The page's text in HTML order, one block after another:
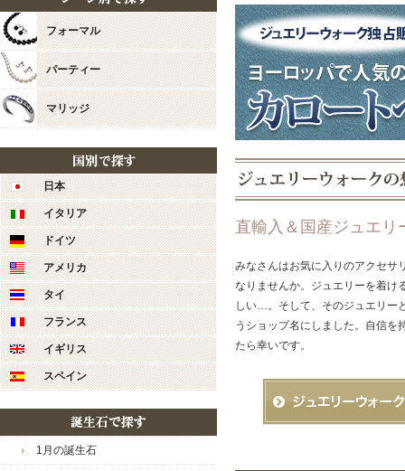
2023/10/17
・無料
開催中
2023/10/10
・最高
ナ ネ
2023/10/3
・クリ
2023
2023/9/26
・今年
2023/9/19
・最高
2023/9/12
・本店
2023/9/5
・18
50cm
催です
2023/8/8
・最高
レビューのご投稿も感謝申
嬉しい言葉の数々、大変嬉
ありがとうございます。
繊細ながらも煌めく、こち
装いや場所を選ばず、楽し
たくさんご愛用いただけま
嬉しい限りでございます。
新商品も多数ご用意してお
まい様のまたのご利用スタ
今後とも宜しくお願い致し
直輸入＆国産ジュエ
みなさんはお気に入りのアクセサ
なりませんか。ジュエリーを着け
しい…。そして、そのジュエリー
うショップ名にしました。自信を
たら幸いです。
フォーマル
パーティー
マリッジ
日本
イタリア
ドイツ
アメリカ
タイ
フランス
イギリス
スペイン
1月の誕生石